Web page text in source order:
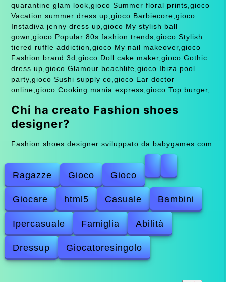
quarantine glam look,gioco Summer floral prints,gioco
Vacation summer dress up,gioco Barbiecore,gioco
Instadiva jenny dress up,gioco My stylish ball
gown,gioco Popular 80s fashion trends,gioco Stylish
tiered ruffle addiction,gioco My nail makeover,gioco
Fashion brand 3d,gioco Doll cake maker,gioco Gothic
dress up,gioco Glamour beachlife,gioco Ibiza pool
party,gioco Sushi supply co,gioco Ear doctor
online,gioco Cooking mania express,gioco Top burger,.
Chi ha creato Fashion shoes
designer?
Fashion shoes designer sviluppato da babygames.com
Ragazze Gioco Gioco
Giocare html5 Casuale Bambini
Ipercasuale Famiglia Abilità
Dressup Giocatoresingolo